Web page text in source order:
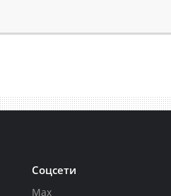
Соцсети
Max